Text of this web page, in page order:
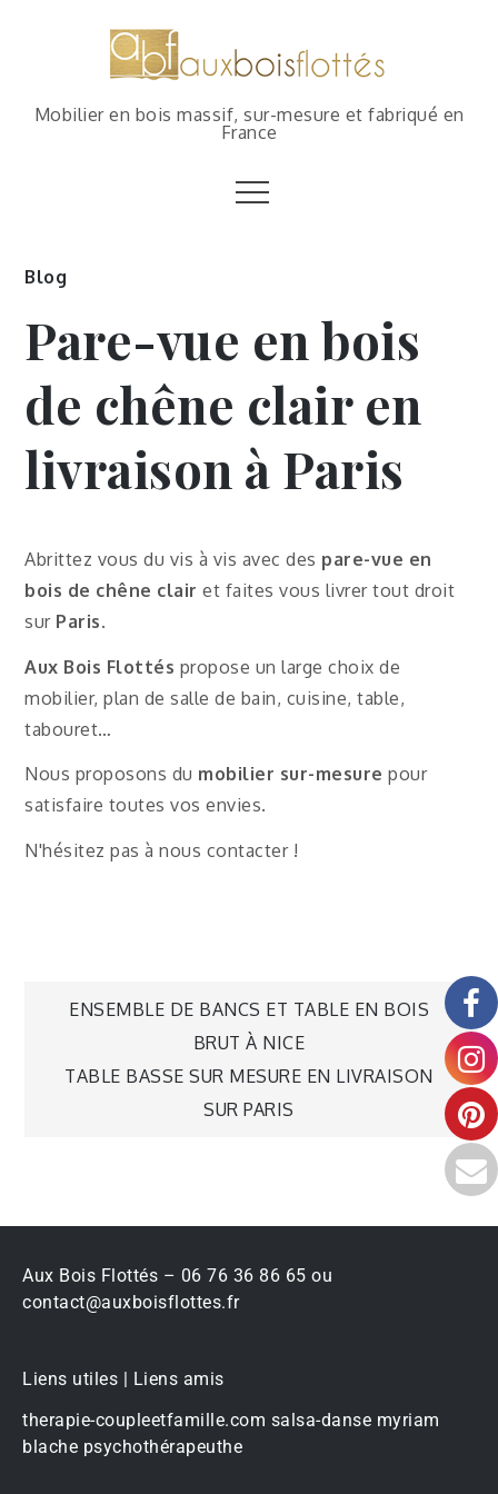
Mobilier en bois massif, sur-mesure et fabriqué en
France
Blog
Pare-vue en bois
de chêne clair en
livraison à Paris
Abrittez vous du vis à vis avec des pare-vue en
bois de chêne clair et faites vous livrer tout droit
sur Paris.
Aux Bois Flottés propose un large choix de
mobilier, plan de salle de bain, cuisine, table,
tabouret…
Nous proposons du mobilier sur-mesure pour
satisfaire toutes vos envies.
N'hésitez pas à nous contacter !
ENSEMBLE DE BANCS ET TABLE EN BOIS
BRUT À NICE
TABLE BASSE SUR MESURE EN LIVRAISON
SUR PARIS
Aux Bois Flottés – 06 76 36 86 65 ou
contact@auxboisflottes.fr
Liens utiles | Liens amis
therapie-coupleetfamille.com salsa-danse myriam
blache psychothérapeuthe